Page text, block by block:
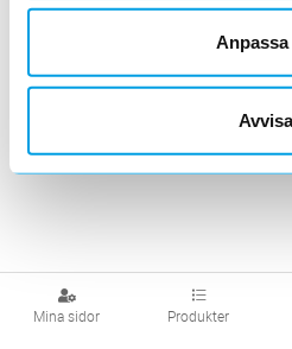
Anpassa
Avvisa
Mina sidor Produkter
Ändstolpe
Visa produkter från alla